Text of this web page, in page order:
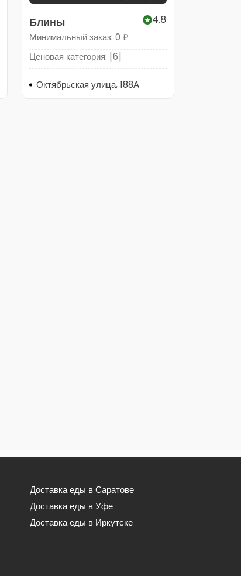
Блины 4.8
Минимальный заказ: 0 ₽
Ценовая категория: [6]
Октябрьская улица, 188А
Доставка еды в Саратове
Доставка еды в Уфе
Доставка еды в Иркутске